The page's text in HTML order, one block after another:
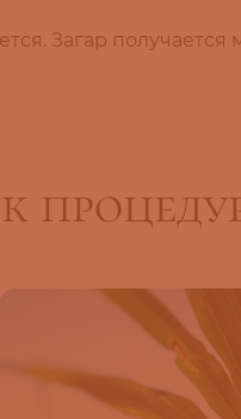
Загар получается